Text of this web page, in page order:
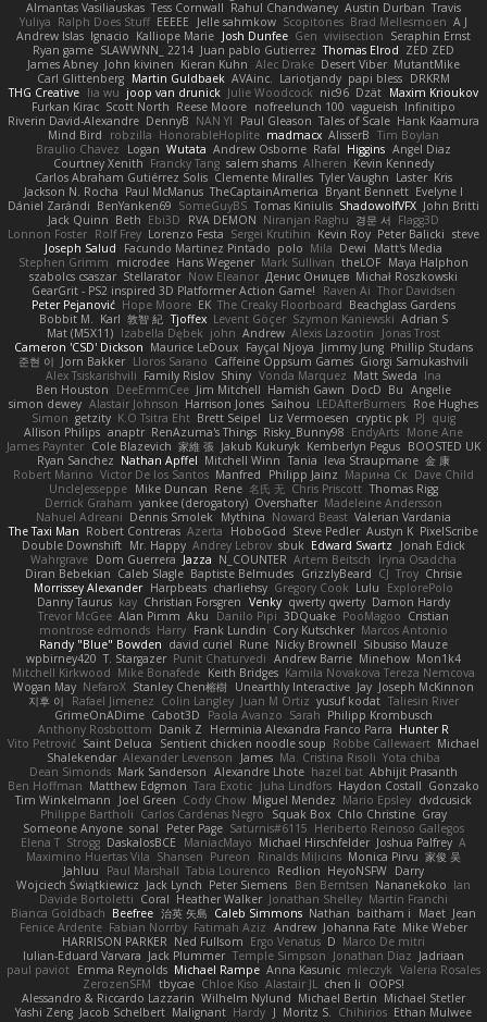
Almantas Vasiliauskas Tess Cornwall Rahul Chandwaney Austin Durban Travis
Yuliya Ralph Does Stuff EEEEE Jelle sahmkow Scopitones Brad Mellesmoen A J
Andrew Islas Ignacio Kalliope Marie Josh Dunfee Gen viviisection Seraphin Ernst
Ryan game SLAWWNN_ 2214 Juan pablo Gutierrez Thomas Elrod ZED ZED
James Abney John kivinen Kieran Kuhn Alec Drake Desert Viber MutantMike
Carl Glittenberg Martin Guldbaek AVAinc. Lariotjandy papi bless DRKRM
THG Creative lia wu joop van drunick Julie Woodcock nic96 Dzät Maxim Krioukov
Furkan Kirac Scott North Reese Moore nofreelunch 100 vagueish Infinitipo
Riverin David-Alexandre DennyB NAN YI Paul Gleason Tales of Scale Hank Kaamura
Mind Bird
robzilla HonorableHoplite madmacx AlisserB Tim Boylan
Braulio Chavez
Logan Wutata Andrew Osborne Rafal Higgins Angel Diaz
Courtney Xenith Francky Tang salem shams Alheren Kevin Kennedy
Carlos Abraham Gutiérrez Solis Clemente Miralles Tyler Vaughn Laster Kris
Jackson N. Rocha Paul McManus TheCaptainAmerica Bryant Bennett Evelyne I
Dániel Zarándi BenYanken69 SomeGuyBS Tomas Kiniulis ShadowolfVFX John Britti
Jack Quinn Beth Ebi3D RVA DEMON Niranjan Raghu 경문 서 Flagg3D
Lonnon Foster Rolf Frey Lorenzo Festa Sergei Krutihin Kevin Roy Peter Balicki steve
Joseph Salud
Facundo Martinez Pintado polo Mila Dewi
Matt's Media
Stephen Grimm
microdee Hans Wegener Mark Sullivan theLOF Maya Halphon
szabolcs csaszar Stellarator Now Eleanor Денис Оницев Michał Roszkowski
GearGrit - PS2 inspired 3D Platformer Action Game!
Raven Ai Thor Davidsen
Peter Pejanović Hope Moore EK The Creaky Floorboard Beachglass Gardens
Bobbit M. Karl 敦智 紀 Tjoffex Levent Göçer Szymon Kaniewski Adrian S
Mat (M5X11) Izabella Dębek john Andrew Alexis Lazootin
Jonas Trost
Cameron 'CSD' Dickson Maurice LeDoux Fayçal Njoya Jimmy Jung Phillip Studans
준현 이 Jorn Bakker Lloros Sarano Caffeine Oppsum Games Giorgi Samukashvili
Alex Tsiskarishvili Family Rislov Shiny Vonda Marquez Matt Sweda Ina
Ben Houston
DeeEmmCee Jim Mitchell Hamish Gawn DocD Bu Angelie
simon dewey Alastair Johnson Harrison Jones Saihou LEDAfterBurners Roe Hughes
Simon getzity K.O Tsitra Eht Brett Seipel Liz Vermoesen cryptic pk PJ quig
Allison Philips anaptr RenAzuma's Things Risky_Bunny98 EndyArts Mone Ane
James Paynter Cole Blazevich 家維 張 Jakub Kukuryk Kemberlyn Pegus BOOSTED UK
Ryan Sanchez Nathan Apffel Mitchell Winn Tania Ieva Straupmane 金 康
Robert Marino Victor De los Santos Manfred Philipp Jainz Марина Ск Dave Child
UncleJesseppe Mike Duncan Rene 名氏 无 Chris Priscott Thomas Rigg
Derrick Graham yankee (derogatory) Overshafter Madeleine Andersson
Nahuel Adreani Dennis Smolek Mythina Noward Beast Valerian Vardania
The Taxi Man Robert Contreras Azerta HoboGod Steve Pedler Austyn K PixelScribe
Double Downshift Mr. Happy Andrey Lebrov sbuk Edward Swartz
Jonah Edick
Wahrgrave Dom Guerrera Jazza N_COUNTER Artem Beitsch
Iryna Osadcha
Diran Bebekian Caleb Slagle Baptiste Belmudes GrizzlyBeard CJ Troy Chrisie
Morrissey Alexander Harpbeats charliehsy Gregory Cook Lulu
ExplorePolo
Danny Taurus kay Christian Forsgren Venky qwerty qwerty Damon Hardy
Trevor McGee Alan Pimm Aku Danilo Pipi 3DQuake PooMagoo Cristian
montrose edmonds Harry Frank Lundin Cory Kutschker Marcos Antonio
Randy "Blue" Bowden david curiel Rune Nicky Brownell Sibusiso Mauze
wpbirney420 T. Stargazer Punit Chaturvedi Andrew Barrie Minehow Mon1k4
Mitchell Kirkwood Mike Bonafede Keith Bridges Kamila Novakova Tereza Nemcova
Wogan May NefaroX Stanley Chen榕樹 Unearthly Interactive Jay Joseph McKinnon
지후 이
Rafael Jimenez Colin Langley Juan M Ortiz yusuf kodat Taliesin River
GrimeOnADime Cabot3D Paola Avanzo Sarah Philipp Krombusch
Anthony Rosbottom Danik Z Herminia Alexandra Franco Parra Hunter R
Vito Petrović Saint Deluca Sentient chicken noodle soup Robbe Callewaert Michael
Shalekendar Alexander Levenson James Ma. Cristina Risoli Yota chiba
Dean Simonds Mark Sanderson Alexandre Lhote hazel bat Abhijit Prasanth
Ben Hoffman Matthew Edgmon Tara Exotic Juha Lindfors Haydon Costall Gonzako
Tim Winkelmann
Joel Green Cody Chow Miguel Mendez Mario Epsley dvdcusick
Philippe Bartholi Carlos Cardenas Negro Squak Box Chlo Christine Gray
Someone Anyone sonal Peter Page Saturnis#6115 Heriberto Reinoso Gallegos
Elena T Strogg DaskalosBCE ManiacMayo Michael Hirschfelder Joshua Palfrey A
Maximino Huertas Vila Shansen Pureon Rinalds Miļicins Monica Pirvu 家俊 吴
Jahluu
Paul Marshall Tabia Lourenco Redlion HeyoNSFW Darry
Wojciech Świątkiewicz Jack Lynch Peter Siemens Ben Berntsen Nananekoko Ian
Davide Bortoletti Coral Heather Walker Jonathan Shelley Martín Franchi
Bianca Goldbach Beefree 治英 矢島 Caleb Simmons Nathan baitham i Maet Jean
Fenice Ardente Fabian Norrby Fatimah Aziz Andrew Johanna Fate Mike Weber
HARRISON PARKER Ned Fullsom Ergo Venatus D Marco De mitri
Iulian-Eduard Varvara Jack Plummer Temple Simpson Jonathan Diaz Jadriaan
paul paviot Emma Reynolds Michael Rampe Anna Kasunic mleczyk Valeria Rosales
ZerozenSFM tbycae Chloe Kiso Alastair JL chen li
OOPS!
Alessandro & Riccardo Lazzarin Wilhelm Nylund Michael Bertin Michael Stetler
Yashi Zeng Jacob Schelbert Malignant Hardy J Moritz S. Chihirios Ethan Mulwee